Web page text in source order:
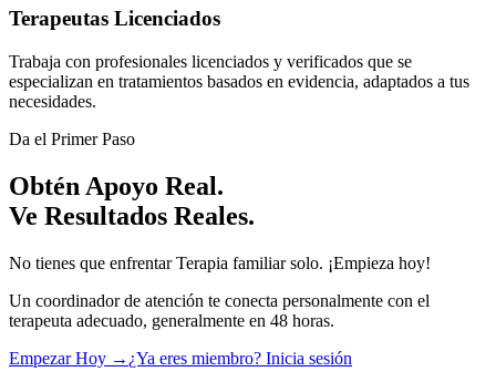
Terapeutas Licenciados
Trabaja con profesionales licenciados y verificados que se
especializan en tratamientos basados en evidencia, adaptados a tus
necesidades.
Da el Primer Paso
Obtén Apoyo Real.
Ve Resultados Reales.
No tienes que enfrentar Terapia familiar solo. ¡Empieza hoy!
Un coordinador de atención te conecta personalmente con el
terapeuta adecuado, generalmente en 48 horas.
Empezar Hoy → ¿Ya eres miembro? Inicia sesión